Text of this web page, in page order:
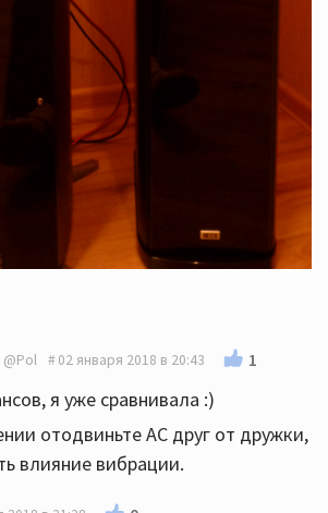
@Pol 02 января 2018 в 20:43 1
я уже сравнивала :)
отодвиньте АС друг от дружки,
влияние вибрации.